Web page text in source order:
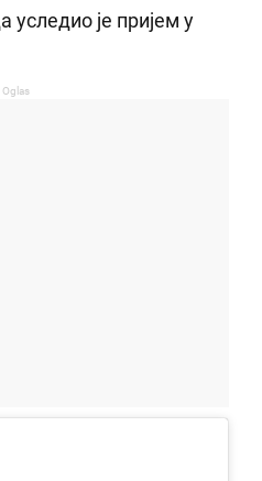
уследио је пријем у
Oglas